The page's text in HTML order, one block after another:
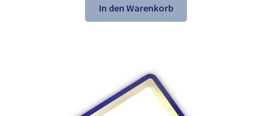
war:
57,07 €
ist:
38,98 €.
In den Warenkorb